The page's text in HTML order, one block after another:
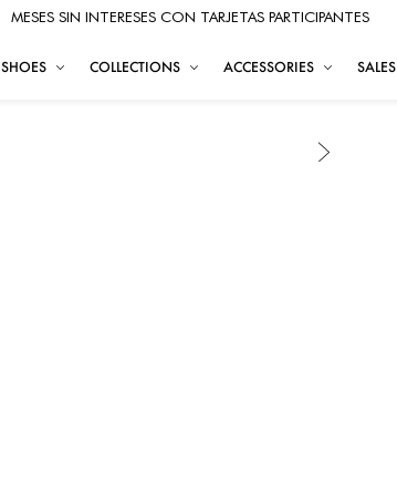
MESES SIN INTERESES CON TARJETAS PARTICIPANTES
SHOES COLLECTIONS ACCESSORIES SALES